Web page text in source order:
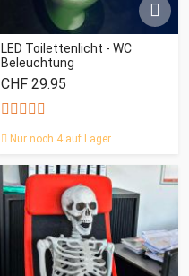
LED Toilettenlicht - WC
Beleuchtung
CHF 29.95
Nur noch 4 auf Lager